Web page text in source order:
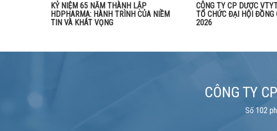
KỶ NIỆM 65 NĂM THÀNH LẬP
HDPHARMA: HÀNH TRÌNH CỦA NIỀM
TIN VÀ KHÁT VỌNG
CÔNG TY CP DƯỢC
TỔ CHỨC ĐẠI HỘI ĐỒNG
2026
CÔNG TY
Số 102